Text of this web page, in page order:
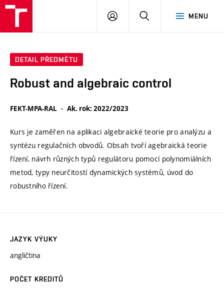
MENU
PŘIHLÁSIT
DETAIL PŘEDMĚTU
Robust and algebraic control
FEKT-MPA-RAL Ak. rok: 2022/2023
Kurs je zaměřen na aplikaci algebraické teorie pro analýzu a
syntézu regulačních obvodů. Obsah tvoří agebraická teorie
řízení, návrh různých typů regulátoru pomocí polynomiálních
metod, typy neurčitostí dynamických systémů, úvod do
robustního řízení.
JAZYK VÝUKY
angličtina
POČET KREDITŮ